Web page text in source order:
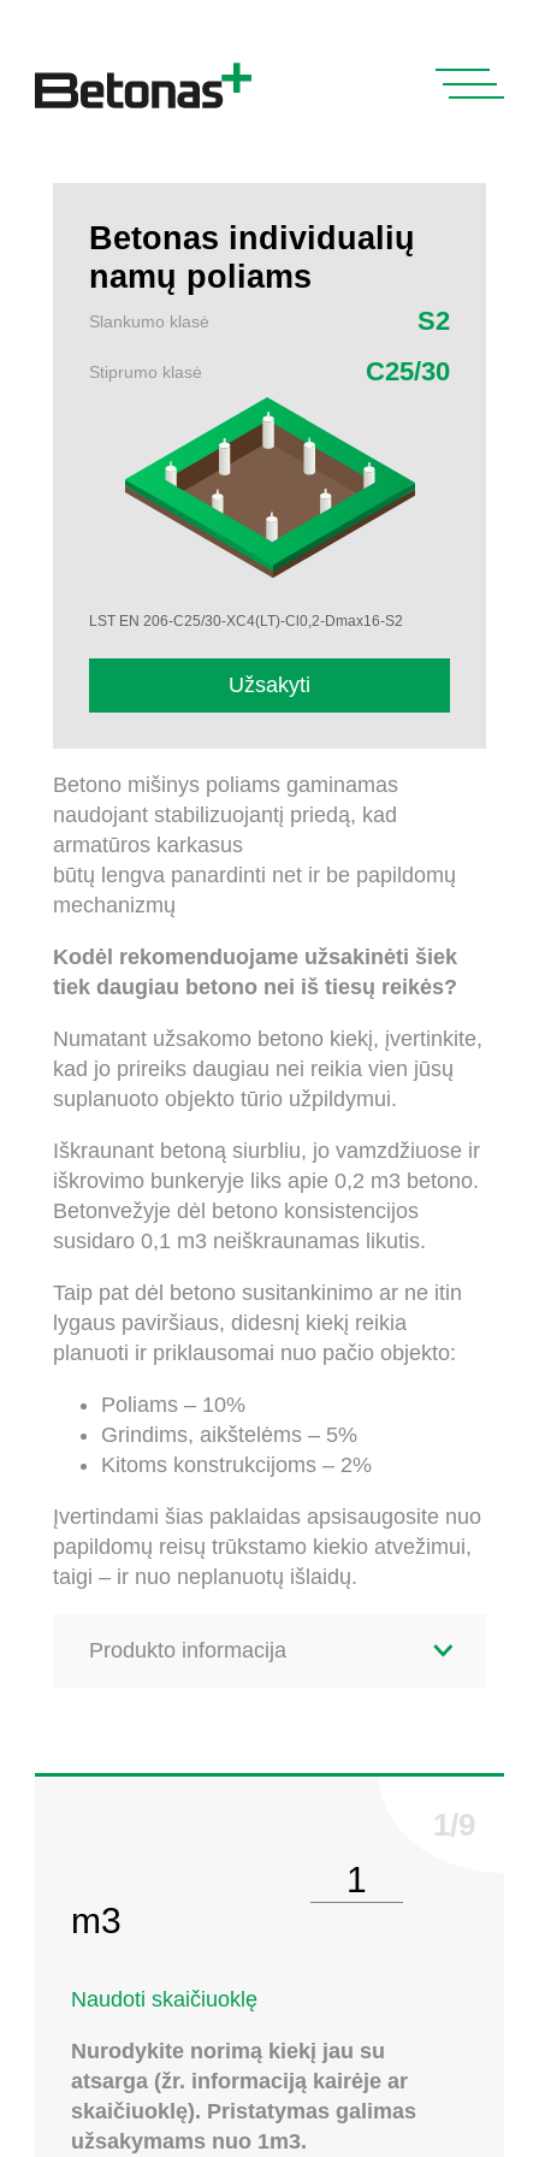
Betonas individualių
namų poliams
Slankumo klasė S2
Stiprumo klasė C25/30
LST EN 206-C25/30-XC4(LT)-Cl0,2-Dmax16-S2
Užsakyti
Betono mišinys poliams gaminamas
naudojant stabilizuojantį priedą, kad
armatūros karkasus
būtų lengva panardinti net ir be papildomų
mechanizmų
Kodėl rekomenduojame užsakinėti šiek
tiek daugiau betono nei iš tiesų reikės?
Numatant užsakomo betono kiekį, įvertinkite,
kad jo prireiks daugiau nei reikia vien jūsų
suplanuoto objekto tūrio užpildymui.
Iškraunant betoną siurbliu, jo vamzdžiuose ir
iškrovimo bunkeryje liks apie 0,2 m3 betono.
Betonvežyje dėl betono konsistencijos
susidaro 0,1 m3 neiškraunamas likutis.
Taip pat dėl betono susitankinimo ar ne itin
lygaus paviršiaus, didesnį kiekį reikia
planuoti ir priklausomai nuo pačio objekto:
Poliams – 10%
Grindims, aikštelėms – 5%
Kitoms konstrukcijoms – 2%
Įvertindami šias paklaidas apsisaugosite nuo
papildomų reisų trūkstamo kiekio atvežimui,
taigi – ir nuo neplanuotų išlaidų.
Produkto informacija
m3
Naudoti skaičiuoklę
Nurodykite norimą kiekį jau su
atsarga (žr. informaciją kairėje ar
skaičiuoklę). Pristatymas galimas
užsakymams nuo 1m3.